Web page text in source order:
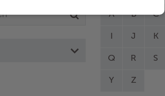
A B C
J K
Q R S
Y Z